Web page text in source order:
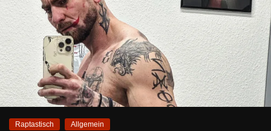
Raptastisch Allgemein